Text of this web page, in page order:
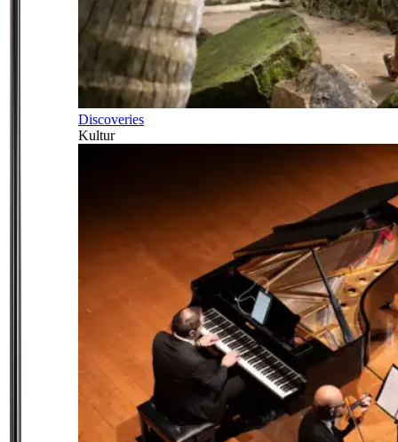
Discoveries
Kultur